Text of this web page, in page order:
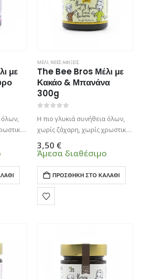
με
όλων,
πολύ
με
ΜΕΛΙ, ΝΕΕΣ ΑΦΙΞΕΙΣ
The Bee Bros Μέλι με
Κακάο & Μπανάνα
300g
Η πιο γλυκιά συνήθεια όλων,
χωρίς ζάχαρη, χωρίς χρωστικές
και άλλες γλυκαντικές ουσίες!
Ένα άλειμμα υγιεινό και πολύ
ζάχαρη και φοινικέλαιο.
3,50 €
Άμεσα διαθέσιμο
ΠΡΟΣΘΉΚΗ ΣΤΟ ΚΑΛΆΘΙ